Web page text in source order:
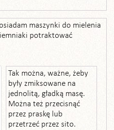
maszynki do mielenia
potraktować
Tak można, ważne, żeby
były zmiksowane na
jednolitą, gładką masę.
Można też przecisnąć
przez praskę lub
przetrzeć przez sito.